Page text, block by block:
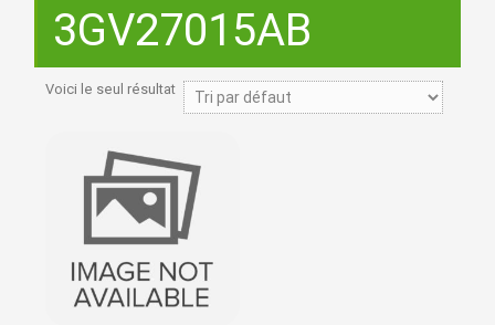
3GV27015AB
Voici le seul résultat